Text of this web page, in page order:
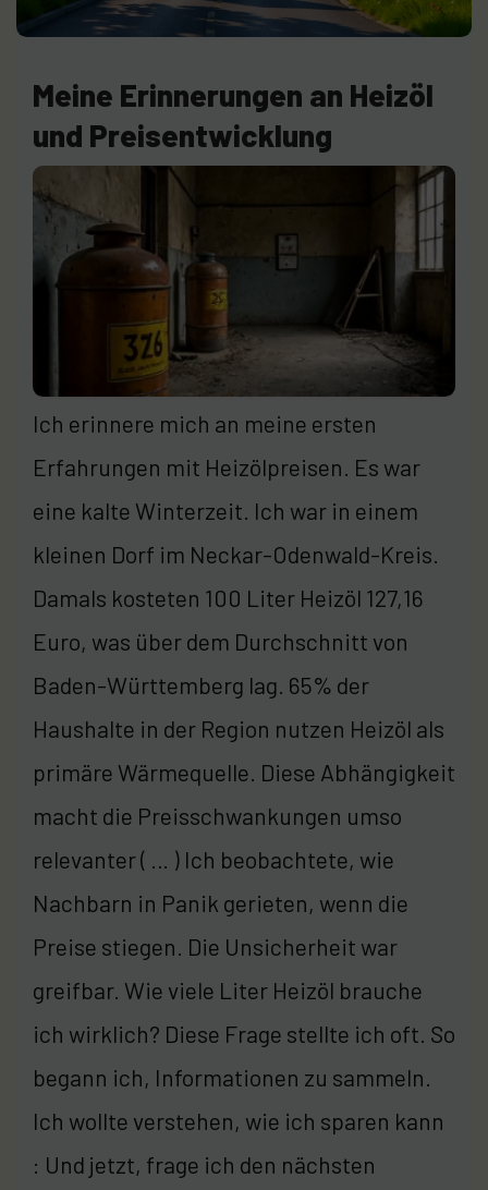
Meine Erinnerungen an Heizöl
und Preisentwicklung
Ich erinnere mich an meine ersten
Erfahrungen mit Heizölpreisen. Es war
eine kalte Winterzeit. Ich war in einem
kleinen Dorf im Neckar-Odenwald-Kreis.
Damals kosteten 100 Liter Heizöl 127,16
Euro, was über dem Durchschnitt von
Baden-Württemberg lag. 65% der
Haushalte in der Region nutzen Heizöl als
primäre Wärmequelle. Diese Abhängigkeit
macht die Preisschwankungen umso
relevanter ( … ) Ich beobachtete, wie
Nachbarn in Panik gerieten, wenn die
Preise stiegen. Die Unsicherheit war
greifbar. Wie viele Liter Heizöl brauche
ich wirklich? Diese Frage stellte ich oft. So
begann ich, Informationen zu sammeln.
Ich wollte verstehen, wie ich sparen kann
: Und jetzt, frage ich den nächsten